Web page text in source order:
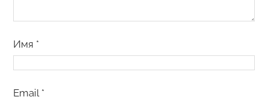
Имя *
Email *